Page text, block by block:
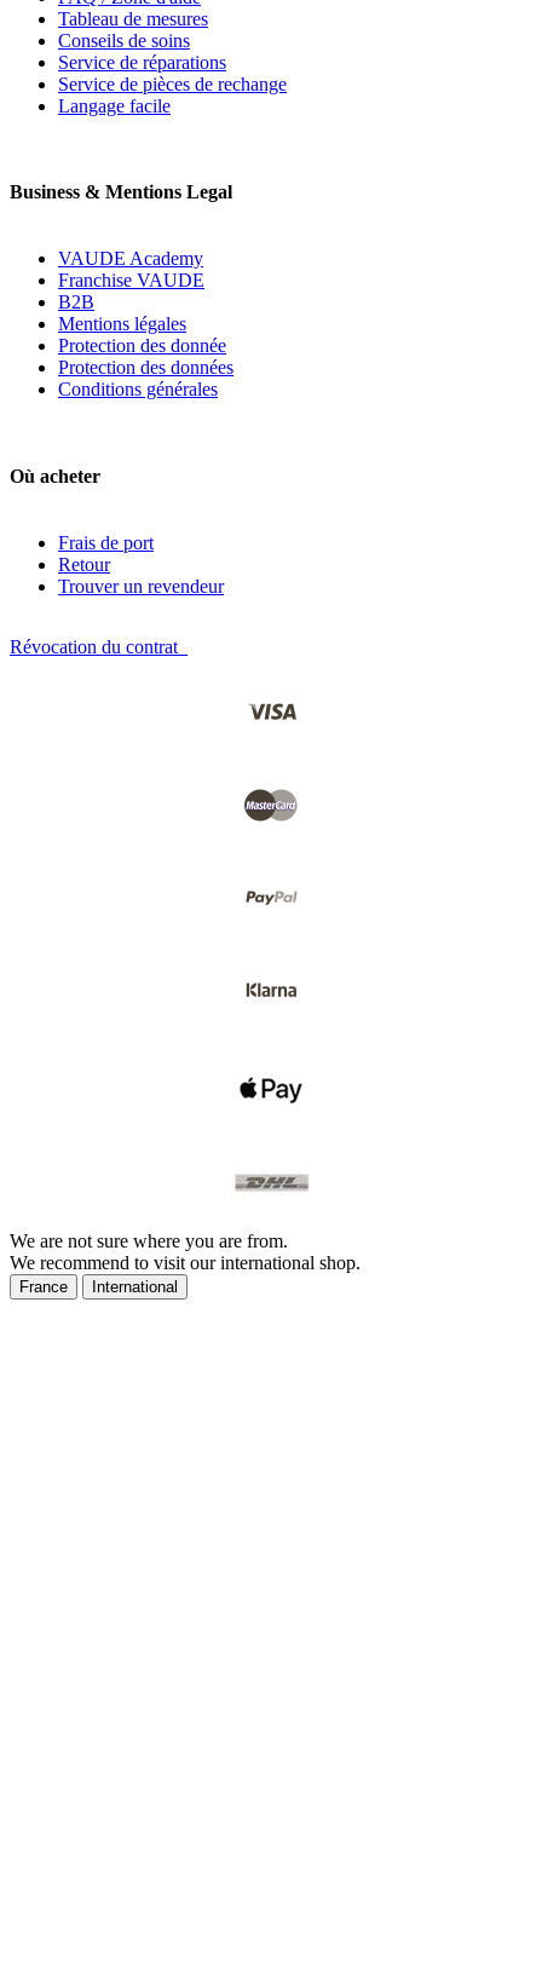
Tableau de mesures
Conseils de soins
Service de réparations
Service de pièces de rechange
Langage facile
Business & Mentions Legal
VAUDE Academy
Franchise VAUDE
B2B
Mentions légales
Protection des donnée
Protection des données
Conditions générales
Où acheter
Frais de port
Retour
Trouver un revendeur
Révocation du contrat
We are not sure where you are from.
We recommend to visit our international shop.
France International